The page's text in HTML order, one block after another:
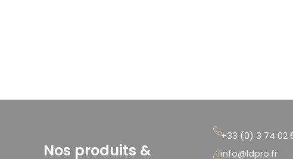
Nos produits &
+33 (0) 3 74 02
info@ldpro.fr